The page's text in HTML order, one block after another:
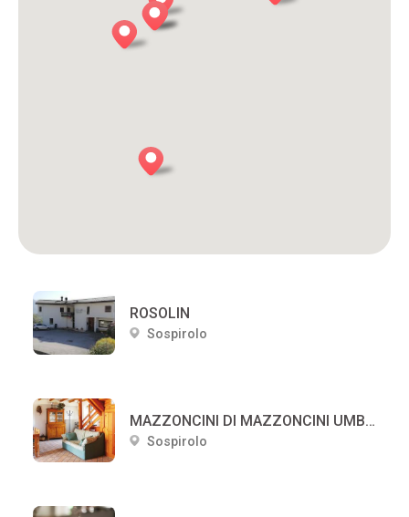
ROSOLIN
Sospirolo
MAZZONCINI DI MAZZONCINI UMBERTO
Sospirolo